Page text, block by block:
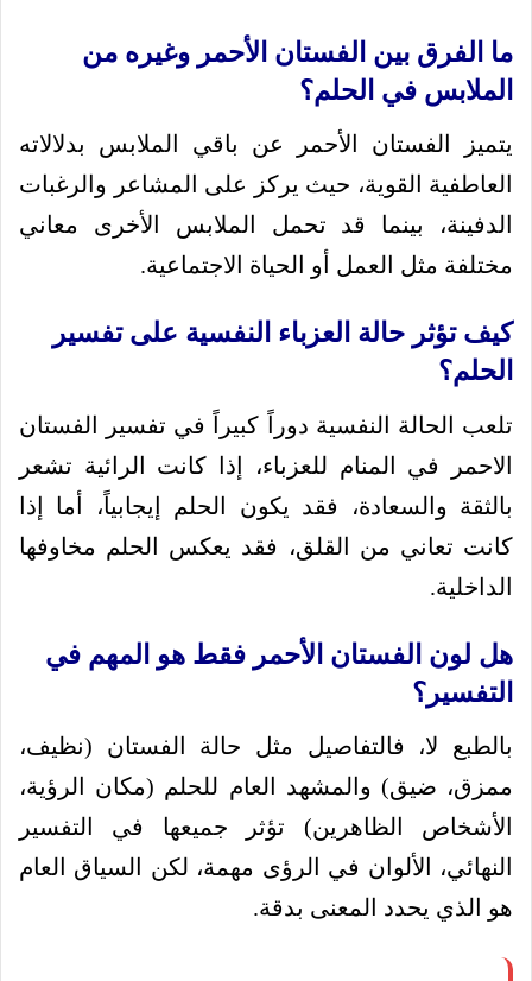
ما الفرق بين الفستان الأحمر وغيره من
الملابس في الحلم؟
يتميز الفستان الأحمر عن باقي الملابس بدلالاته
العاطفية القوية، حيث يركز على المشاعر والرغبات
الدفينة، بينما قد تحمل الملابس الأخرى معاني
مختلفة مثل العمل أو الحياة الاجتماعية.
كيف تؤثر حالة العزباء النفسية على تفسير
الحلم؟
تلعب الحالة النفسية دوراً كبيراً في تفسير الفستان
الاحمر في المنام للعزباء، إذا كانت الرائية تشعر
بالثقة والسعادة، فقد يكون الحلم إيجابياً، أما إذا
كانت تعاني من القلق، فقد يعكس الحلم مخاوفها
الداخلية.
هل لون الفستان الأحمر فقط هو المهم في
التفسير؟
بالطبع لا، فالتفاصيل مثل حالة الفستان (نظيف،
ممزق، ضيق) والمشهد العام للحلم (مكان الرؤية،
الأشخاص الظاهرين) تؤثر جميعها في التفسير
النهائي، الألوان في الرؤى مهمة، لكن السياق العام
هو الذي يحدد المعنى بدقة.